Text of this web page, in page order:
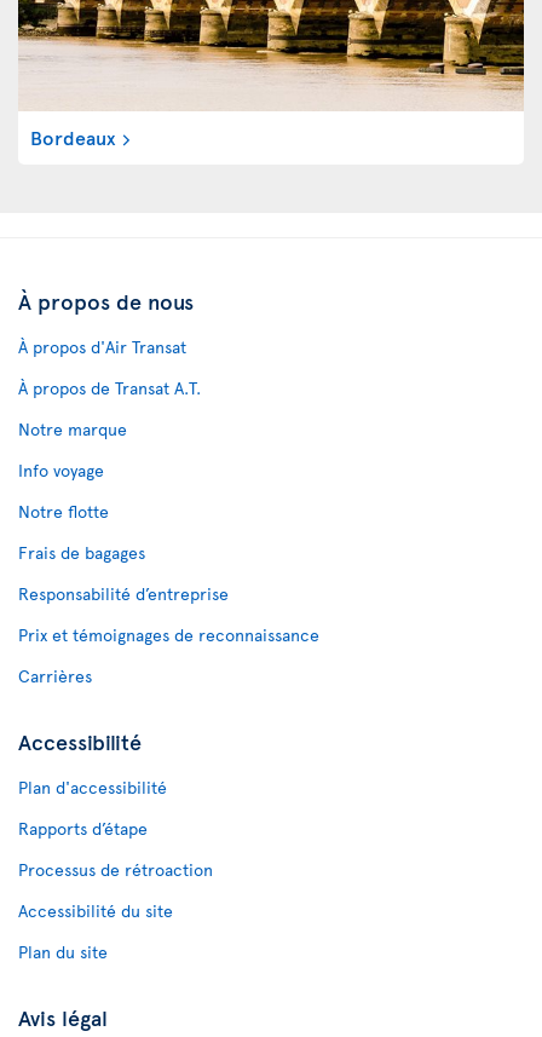
Bordeaux
À propos de nous
À propos d'Air Transat
À propos de Transat A.T.
Notre marque
Info voyage
Notre flotte
Frais de bagages
Responsabilité d’entreprise
Prix et témoignages de reconnaissance
Carrières
Accessibilité
Plan d'accessibilité
Rapports d’étape
Processus de rétroaction
Accessibilité du site
Plan du site
Avis légal